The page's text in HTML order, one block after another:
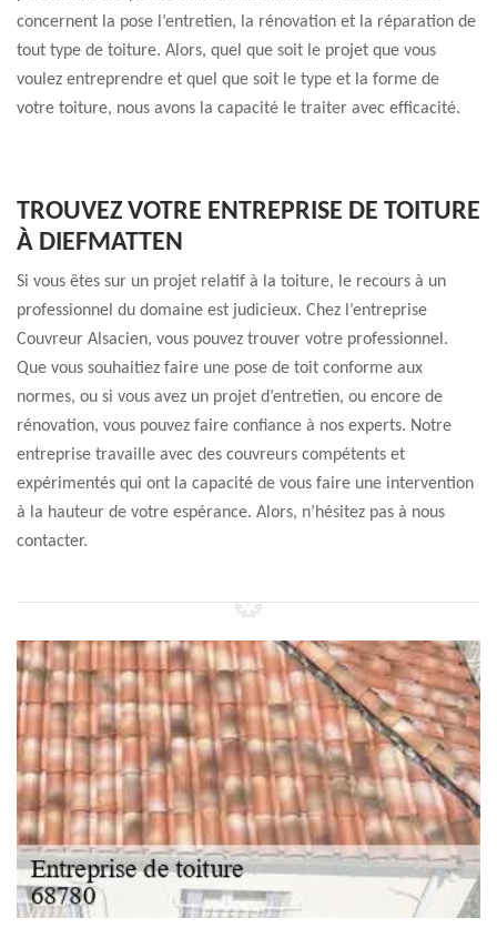
concernent la pose l’entretien, la rénovation et la réparation de
tout type de toiture. Alors, quel que soit le projet que vous
voulez entreprendre et quel que soit le type et la forme de
votre toiture, nous avons la capacité le traiter avec efficacité.
TROUVEZ VOTRE ENTREPRISE DE TOITURE
À DIEFMATTEN
Si vous êtes sur un projet relatif à la toiture, le recours à un
professionnel du domaine est judicieux. Chez l’entreprise
Couvreur Alsacien, vous pouvez trouver votre professionnel.
Que vous souhaitiez faire une pose de toit conforme aux
normes, ou si vous avez un projet d’entretien, ou encore de
rénovation, vous pouvez faire confiance à nos experts. Notre
entreprise travaille avec des couvreurs compétents et
expérimentés qui ont la capacité de vous faire une intervention
à la hauteur de votre espérance. Alors, n’hésitez pas à nous
contacter.